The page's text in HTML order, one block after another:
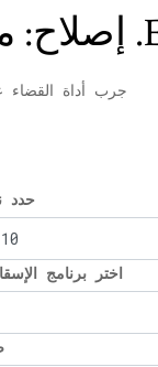
جرب أداة القضاء
حدد
اختر برنامج